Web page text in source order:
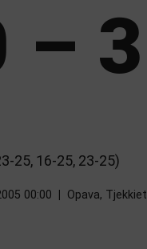
– 3
25, 16-25, 23-25)
00:00 Opava, Tjekkiet